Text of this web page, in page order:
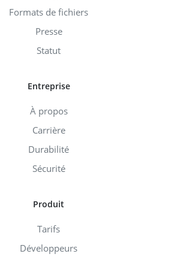
Formats de fichiers
Presse
Statut
Entreprise
À propos
Carrière
Durabilité
Sécurité
Produit
Tarifs
Développeurs